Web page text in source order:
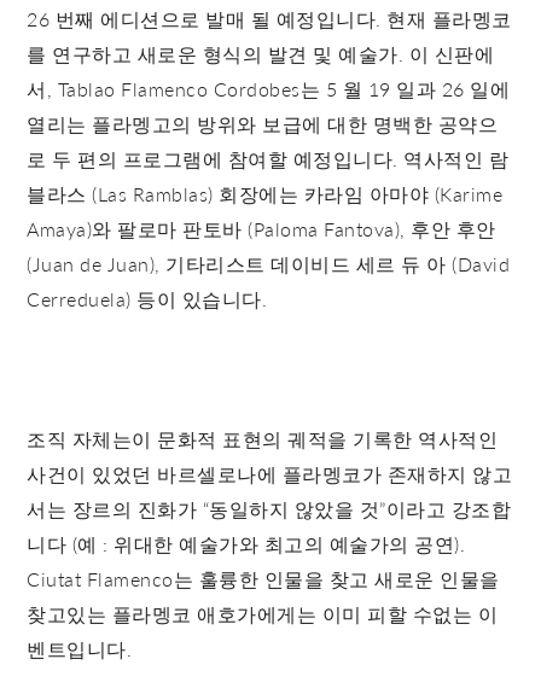
26 번째 에디션으로 발매 될 예정입니다. 현재 플라멩코
를 연구하고 새로운 형식의 발견 및 예술가. 이 신판에
서, Tablao Flamenco Cordobes는 5 월 19 일과 26 일에
열리는 플라멩고의 방위와 보급에 대한 명백한 공약으
로 두 편의 프로그램에 참여할 예정입니다. 역사적인 람
블라스 (Las Ramblas) 회장에는 카라임 아마야 (Karime
Amaya)와 팔로마 판토바 (Paloma Fantova), 후안 후안
(Juan de Juan), 기타리스트 데이비드 세르 듀 아 (David
Cerreduela) 등이 있습니다.
조직 자체는이 문화적 표현의 궤적을 기록한 역사적인
사건이 있었던 바르셀로나에 플라멩코가 존재하지 않고
서는 장르의 진화가 “동일하지 않았을 것”이라고 강조합
니다 (예 : 위대한 예술가와 최고의 예술가의 공연).
Ciutat Flamenco는 훌륭한 인물을 찾고 새로운 인물을
찾고있는 플라멩코 애호가에게는 이미 피할 수없는 이
벤트입니다.